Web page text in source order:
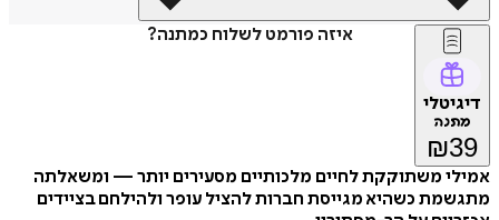
איזה פורמט לשלוח כמתנה?
דיגיטלי
מתנה
₪39
אמילי משתוקקת לחיים מלכותיים מסעירים יותר — ומשאלתה
מתגשמת כשהיא מגייסת חברות להציל עופר ולהילחם בציידים